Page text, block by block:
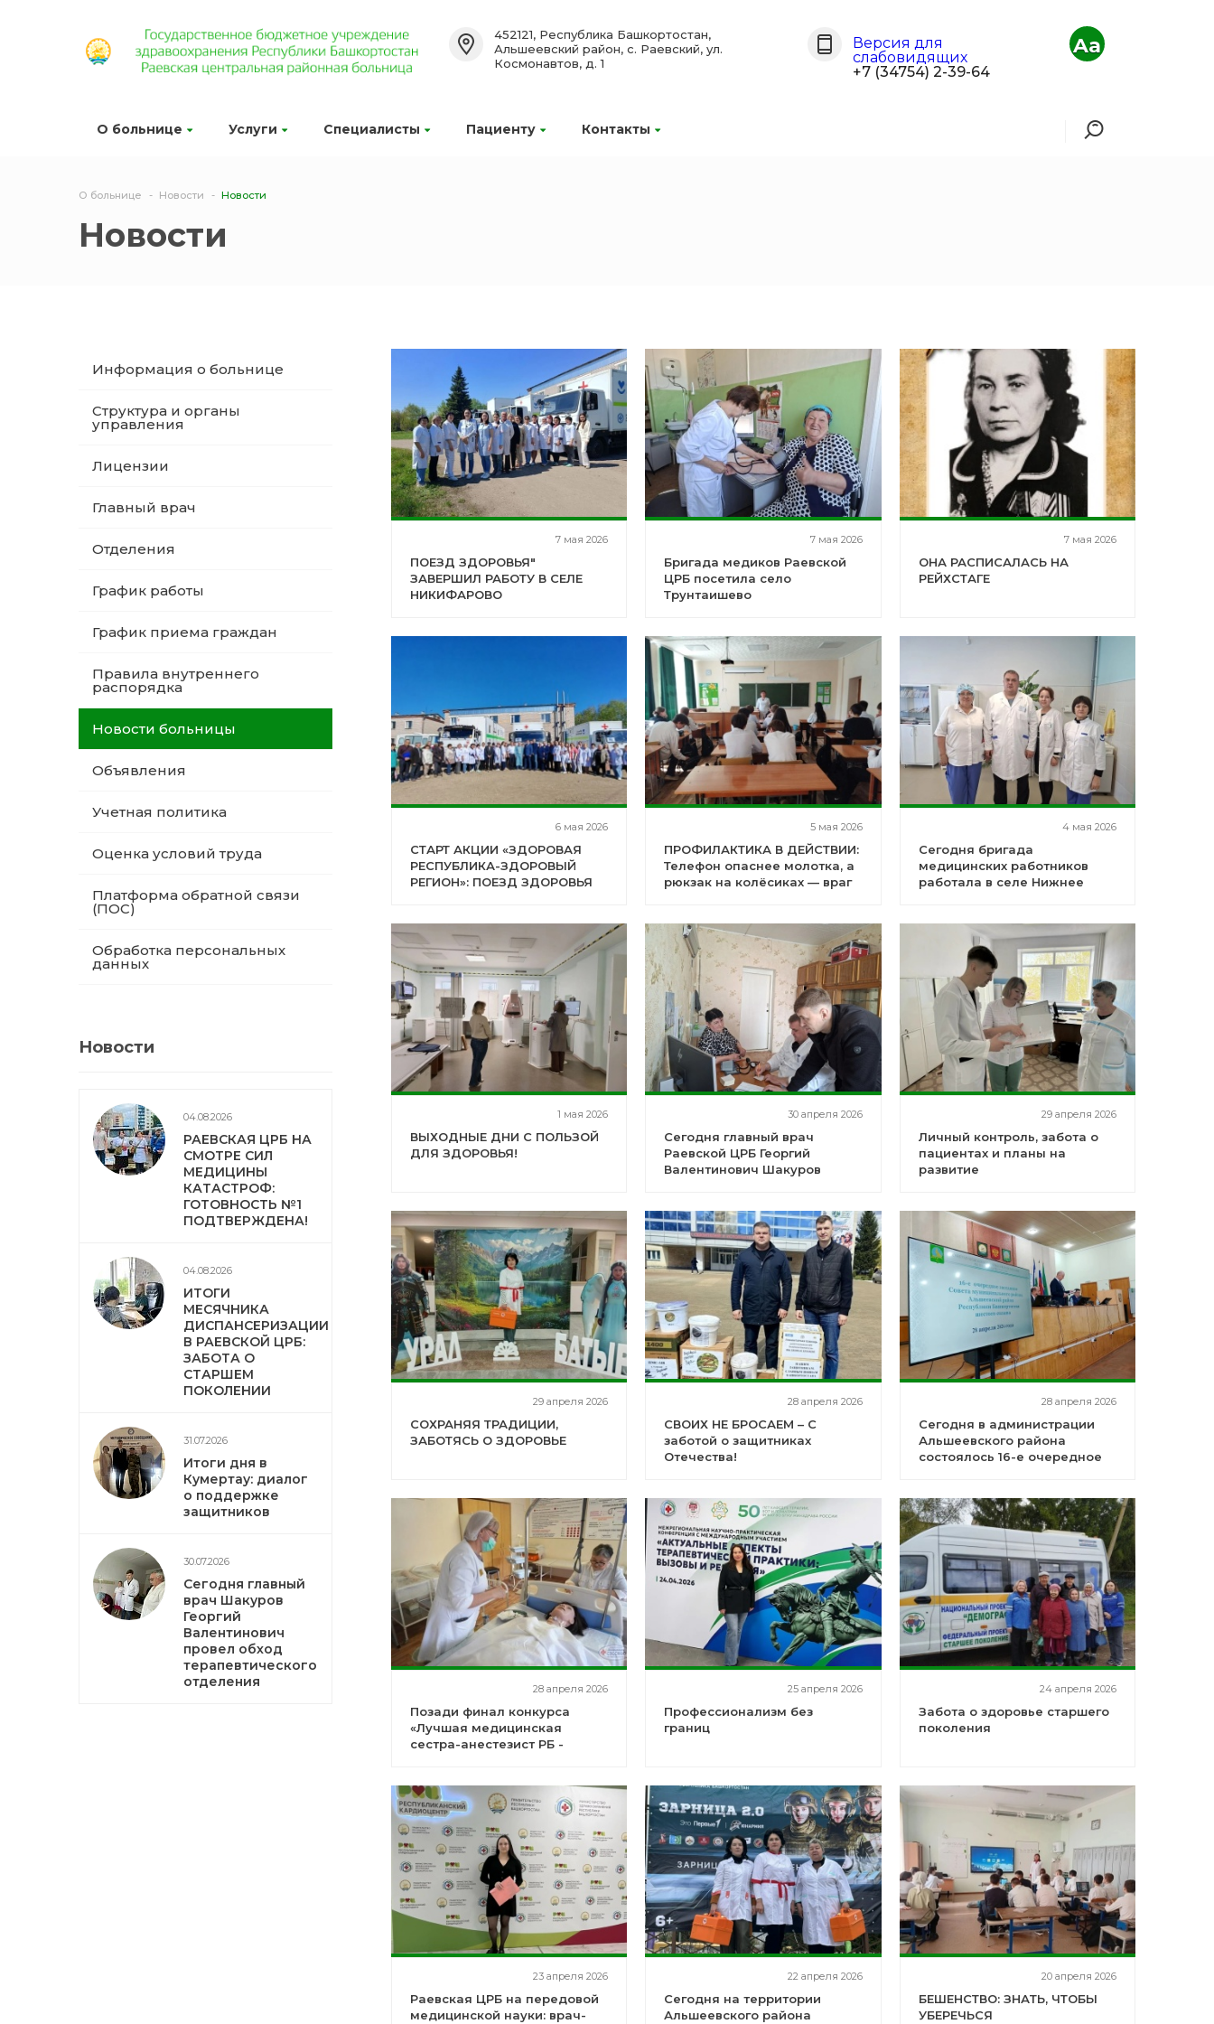
О больнице Услуги Специалисты Пациенту Контакты
452121, Республика Башкортостан,
Альшеевский район, с. Раевский, ул.
Космонавтов, д. 1
Версия для
слабовидящих
+7 (34754) 2-39-64
Aa
О больнице Новости Новости
Новости
Информация о больнице
Структура и органы
управления
Лицензии
Главный врач
Отделения
График работы
График приема граждан
Правила внутреннего
распорядка
Новости больницы
Объявления
Учетная политика
Оценка условий труда
Платформа обратной связи
(ПОС)
Обработка персональных
данных
Новости
04.08.2026
РАЕВСКАЯ ЦРБ НА
СМОТРЕ СИЛ
МЕДИЦИНЫ
КАТАСТРОФ:
ГОТОВНОСТЬ №1
ПОДТВЕРЖДЕНА!
04.08.2026
ИТОГИ
МЕСЯЧНИКА
ДИСПАНСЕРИЗАЦИИ
В РАЕВСКОЙ ЦРБ:
ЗАБОТА О
СТАРШЕМ
ПОКОЛЕНИИ
31.07.2026
Итоги дня в
Кумертау: диалог
о поддержке
защитников
30.07.2026
Сегодня главный
врач Шакуров
Георгий
Валентинович
провел обход
терапевтического
отделения
7 мая 2026
ПОЕЗД ЗДОРОВЬЯ"
ЗАВЕРШИЛ РАБОТУ В СЕЛЕ
НИКИФАРОВО
7 мая 2026
Бригада медиков Раевской
ЦРБ посетила село
Трунтаишево
7 мая 2026
ОНА РАСПИСАЛАСЬ НА
РЕЙХСТАГЕ
6 мая 2026
СТАРТ АКЦИИ «ЗДОРОВАЯ
РЕСПУБЛИКА-ЗДОРОВЫЙ
РЕГИОН»: ПОЕЗД ЗДОРОВЬЯ
5 мая 2026
ПРОФИЛАКТИКА В ДЕЙСТВИИ:
Телефон опаснее молотка, а
рюкзак на колёсиках — враг
4 мая 2026
Сегодня бригада
медицинских работников
работала в селе Нижнее
1 мая 2026
ВЫХОДНЫЕ ДНИ С ПОЛЬЗОЙ
ДЛЯ ЗДОРОВЬЯ!
30 апреля 2026
Сегодня главный врач
Раевской ЦРБ Георгий
Валентинович Шакуров
29 апреля 2026
Личный контроль, забота о
пациентах и планы на
развитие
29 апреля 2026
СОХРАНЯЯ ТРАДИЦИИ,
ЗАБОТЯСЬ О ЗДОРОВЬЕ
28 апреля 2026
СВОИХ НЕ БРОСАЕМ – С
заботой о защитниках
Отечества!
28 апреля 2026
Сегодня в администрации
Альшеевского района
состоялось 16-е очередное
28 апреля 2026
Позади финал конкурса
«Лучшая медицинская
сестра-анестезист РБ -
25 апреля 2026
Профессионализм без
границ
24 апреля 2026
Забота о здоровье старшего
поколения
23 апреля 2026
Раевская ЦРБ на передовой
медицинской науки: врач-
22 апреля 2026
Сегодня на территории
Альшеевского района
20 апреля 2026
БЕШЕНСТВО: ЗНАТЬ, ЧТОБЫ
УБЕРЕЧЬСЯ